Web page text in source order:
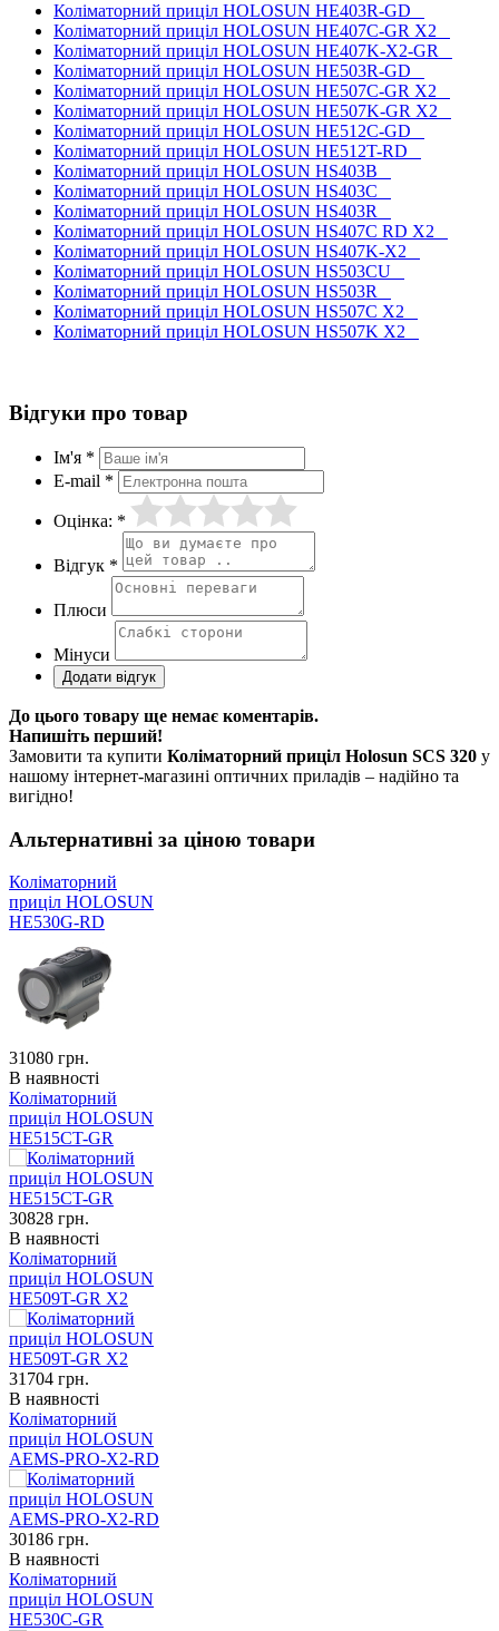
Коліматорний приціл HOLOSUN HE403R-GD
Коліматорний приціл HOLOSUN HE407C-GR X2
Коліматорний приціл HOLOSUN HE407K-X2-GR
Коліматорний приціл HOLOSUN HE503R-GD
Коліматорний приціл HOLOSUN HE507C-GR X2
Коліматорний приціл HOLOSUN HE507K-GR X2
Коліматорний приціл HOLOSUN HE512C-GD
Коліматорний приціл HOLOSUN HE512T-RD
Коліматорний приціл HOLOSUN HS403B
Коліматорний приціл HOLOSUN HS403C
Коліматорний приціл HOLOSUN HS403R
Коліматорний приціл HOLOSUN HS407C RD X2
Коліматорний приціл HOLOSUN HS407K-X2
Коліматорний приціл HOLOSUN HS503CU
Коліматорний приціл HOLOSUN HS503R
Коліматорний приціл HOLOSUN HS507C X2
Коліматорний приціл HOLOSUN HS507K X2
Відгуки про товар
Ім'я *
E-mail *
Оцінка: *
Відгук *
Плюси
Мінуси
До цього товару ще немає коментарів.
Напишіть перший!
Замовити та купити Коліматорний приціл Holosun SCS 320 у
нашому інтернет-магазині оптичних приладів – надійно та
вигідно!
Альтернативні за ціною товари
Коліматорний
приціл HOLOSUN
HE530G-RD
31080 грн.
В наявності
Коліматорний
приціл HOLOSUN
HE515CT-GR
30828 грн.
В наявності
Коліматорний
приціл HOLOSUN
HE509T-GR X2
31704 грн.
В наявності
Коліматорний
приціл HOLOSUN
AEMS-PRO-X2-RD
30186 грн.
В наявності
Коліматорний
приціл HOLOSUN
HE530C-GR